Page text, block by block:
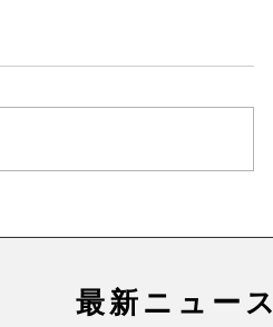
最新ニュース